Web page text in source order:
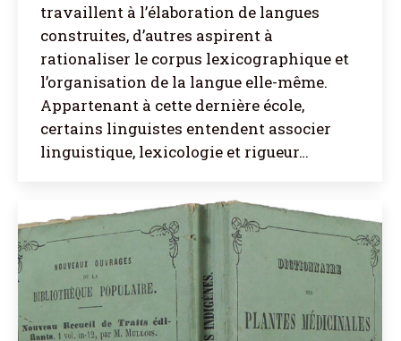
travaillent à l’élaboration de langues
construites, d’autres aspirent à
rationaliser le corpus lexicographique et
l’organisation de la langue elle-même.
Appartenant à cette dernière école,
certains linguistes entendent associer
linguistique, lexicologie et rigueur…